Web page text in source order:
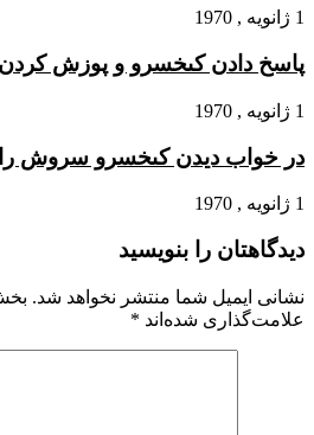
1 ژانویه , 1970
پاسخ دادن کى‏خسرو و پوزش
1 ژانویه , 1970
در خواب دیدن کى‏خسرو سروش را
1 ژانویه , 1970
دیدگاهتان را بنویسید
نشانی ایمیل شما منتشر نخواهد شد.
علامت‌گذاری شده‌اند *